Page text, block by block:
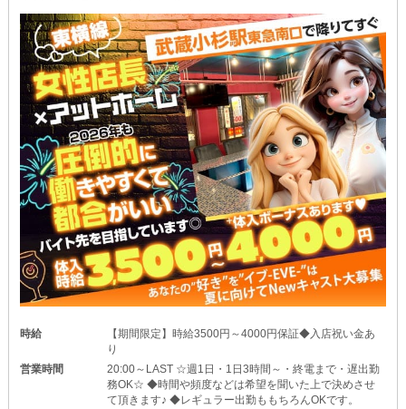
時給
【期間限定】時給3500円～4000円保証◆入店祝い金あ
り
営業時間
20:00～LAST ☆週1日・1日3時間～・終電まで・遅出勤
務OK☆ ◆時間や頻度などは希望を聞いた上で決めさせ
て頂きます♪ ◆レギュラー出勤ももちろんOKです。